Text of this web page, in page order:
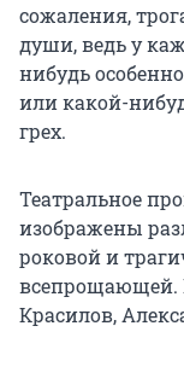
сожаления,
души, ведь у
нибудь
или какой-
грех.
Театральное
изображены
роковой и
всепрощающей.
Красилов,